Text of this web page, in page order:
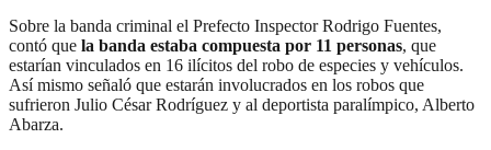
Sobre la banda criminal el Prefecto Inspector Rodrigo Fuentes,
contó que la banda estaba compuesta por 11 personas, que
estarían vinculados en 16 ilícitos del robo de especies y vehículos.
Así mismo señaló que estarán involucrados en los robos que
sufrieron Julio César Rodríguez y al deportista paralímpico, Alberto
Abarza.